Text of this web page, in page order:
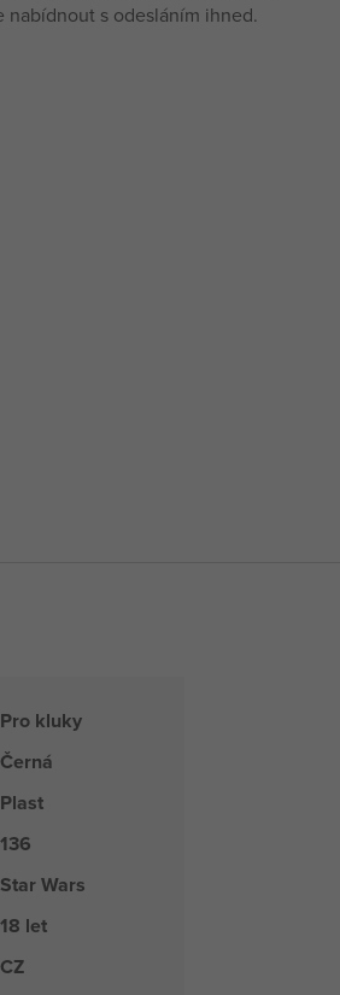
nabídnout s odesláním ihned.
Pro kluky
Černá
Plast
136
Star Wars
18 let
CZ